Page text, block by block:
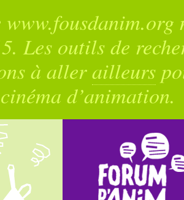
Les outils de
à allerailleurs
d’animation.